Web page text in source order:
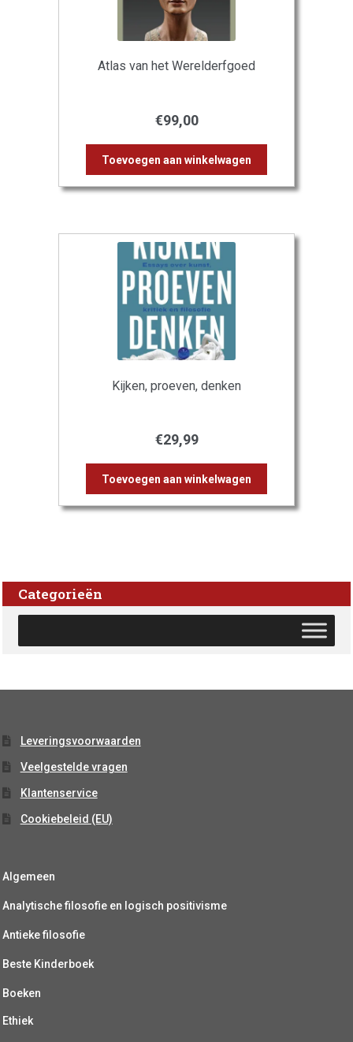
Atlas van het Werelderfgoed
€99,00
Toevoegen aan winkelwagen
Kijken, proeven, denken
€29,99
Toevoegen aan winkelwagen
Categorieën
Leveringsvoorwaarden
Veelgestelde vragen
Klantenservice
Cookiebeleid (EU)
Algemeen
Analytische filosofie en logisch positivisme
Antieke filosofie
Beste Kinderboek
Boeken
Ethiek